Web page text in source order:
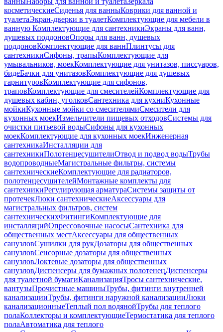
косметическиеСиденья для ванныКоврики для ванной и
туалетаЭкран-дверки в туалетКомплектующие для мебели в
ванную Комплектующие для сантехникиЭкраны для ванн,
душевых поддоновОпоры для ванн, душевых
поддоновКомплектующие для ваннПлинтусы для
сантехникиСифоны, трапыКомплектующие для
умывальников, моекКомплектующие для унитазов, писсуаров,
бидеБачки для унитазовКомплектующие для душевых
гарнитуровКомплектующие для сифонов,
траповКомплектующие для смесителейКомплектующие для
душевых кабин, уголковСантехника для кухниКухонные
мойкиКухонные мойки со смесителямиСмесители для
кухонных моекИзмельчители пищевых отходовСистемы для
очистки питьевой водыСифоны для кухонных
моекКомплектующие для кухонных моекИнженерная
сантехникаИнсталляции для
сантехникиПолотенцесушителиОтвод и подвод водыТрубы
водопроводныеМагистральные фильтры, системы
сантехническиеКомплектующие для радиаторов,
полотенцесушителейМонтажные комплекты для
сантехникиРегулирующая арматураСистемы защиты от
протечекЛюки сантехническиеАксессуары для
магистральных фильтров, систем
сантехническихФитингиКомплектующие для
инсталляцийОпрессовочные насосыСантехника для
общественных местАксессуары для общественных
санузловСушилки для рукДозаторы для общественных
санузловСенсорные дозаторы для общественных
санузловЛоктевые дозаторы для общественных
санузловДиспенсеры для бумажных полотенецДиспенсеры
для туалетной бумагиКанализацияТросы сантехнические,
вантузыПрочистные машиныТрубы, фитинги внутренней
канализацииТрубы, фитинги наружной канализацииЛюки
канализационныеТеплый пол водянойТрубы для теплого
полаКоллекторы и комплектующиеТермостатика для теплого
полаАвтоматика для теплого